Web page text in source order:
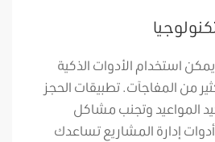
استخدام الأدوات الذكية
من المفاجآت. تطبيقات الحجز
المواعيد وتجنب مشاكل
إدارة المشاريع تساعدك